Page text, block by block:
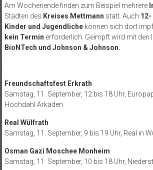
Am Wochenende finden zum Beispiel mehrere
Städten des Kreises Mettmann statt. Auch
Kinder und Jugendlichekönnen sich dort
kein Termin erforderlich. Geimpft wird mit
BioNTech und Johnson & Johnson.
Freundschaftsfest Erkrath
Samstag, 11. September, 12 bis 18 Uhr,
Hochdahl Arkaden
Real Wülfrath
Samstag, 11. September, 9 bis 19 Uhr, Real in
Osman Gazi Moschee Monheim
Samstag, 11. September, 10 bis 18 Uhr,